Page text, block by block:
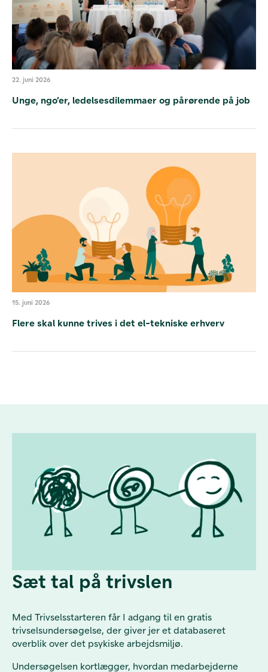
22. juni 2026
Unge, ngo’er, ledelsesdilemmaer og pårørende på job
15. juni 2026
Flere skal kunne trives i det el-tekniske erhverv
Sæt tal på trivslen
Med Trivselsstarteren får I adgang til en gratis
trivselsundersøgelse, der giver jer et databaseret
overblik over det psykiske arbejdsmiljø.
Undersøgelsen kortlægger, hvordan medarbejderne